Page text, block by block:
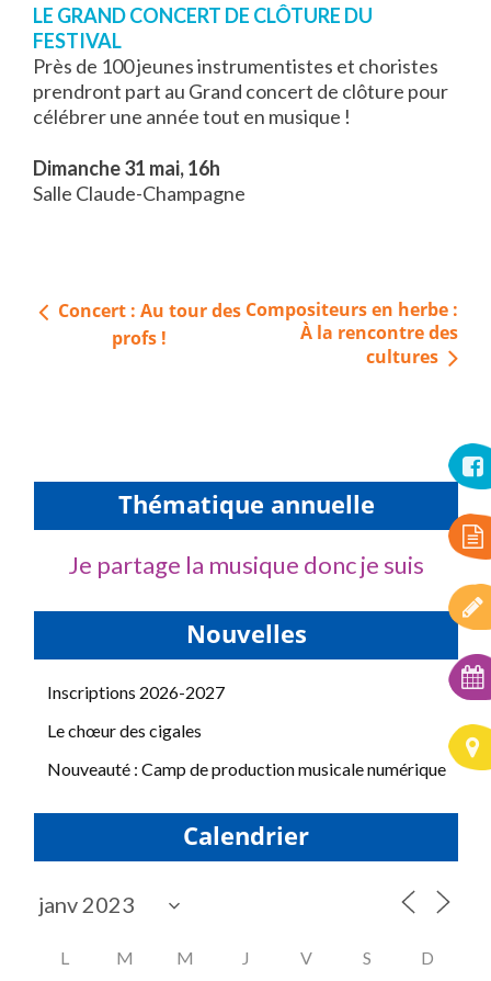
LE GRAND CONCERT DE CLÔTURE DU
FESTIVAL
Près de 100 jeunes instrumentistes et choristes
prendront part au Grand concert de clôture pour
célébrer une année tout en musique !
Dimanche 31 mai, 16h
Salle Claude-Champagne
Navigation
Concert : Au tour des
profs !
Compositeurs en herbe :
À la rencontre des
cultures
Thématique annuelle
Je partage la musique donc je suis
Nouvelles
Inscriptions 2026-2027
Le chœur des cigales
Nouveauté : Camp de production musicale numérique
Calendrier
L M M J V S D